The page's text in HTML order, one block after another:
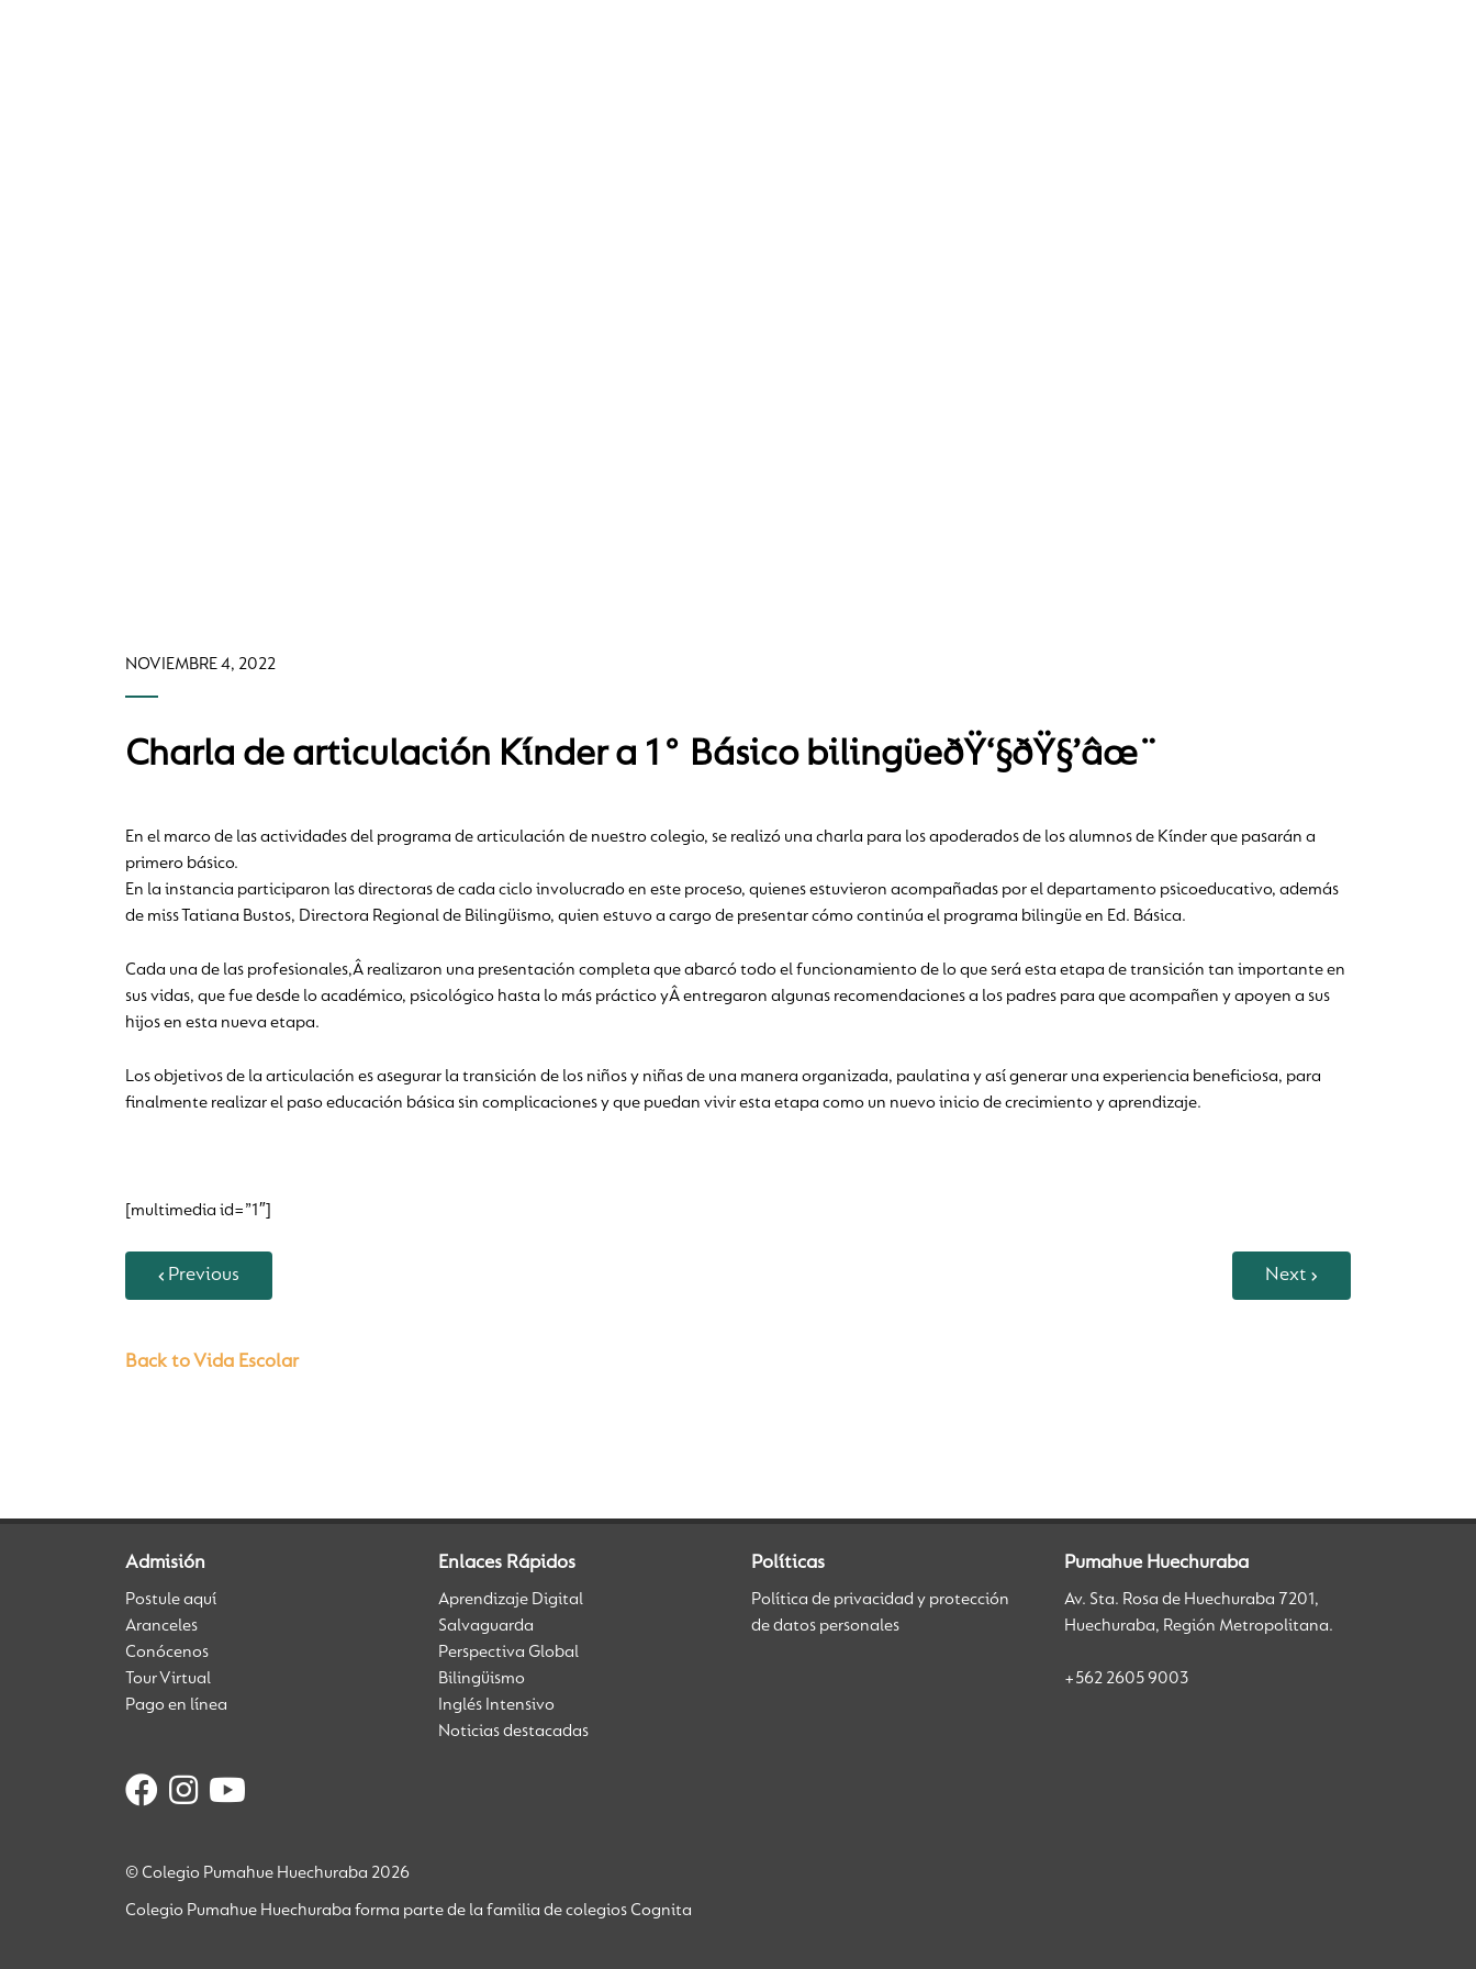
NOVIEMBRE 4, 2022
Charla de articulación Kínder a 1° Básico bilingüeðŸ‘§ðŸ§’âœ¨
En el marco de las actividades del programa de articulación de nuestro colegio, se realizó una charla para los apoderados de los alumnos de Kínder que pasarán a
primero básico.
En la instancia participaron las directoras de cada ciclo involucrado en este proceso, quienes estuvieron acompañadas por el departamento psicoeducativo, además
de miss Tatiana Bustos, Directora Regional de Bilingüismo, quien estuvo a cargo de presentar cómo continúa el programa bilingüe en Ed. Básica.
Cada una de las profesionales,Â realizaron una presentación completa que abarcó todo el funcionamiento de lo que será esta etapa de transición tan importante en
sus vidas, que fue desde lo académico, psicológico hasta lo más práctico yÂ entregaron algunas recomendaciones a los padres para que acompañen y apoyen a sus
hijos en esta nueva etapa.
Los objetivos de la articulación es asegurar la transición de los niños y niñas de una manera organizada, paulatina y así generar una experiencia beneficiosa, para
finalmente realizar el paso educación básica sin complicaciones y que puedan vivir esta etapa como un nuevo inicio de crecimiento y aprendizaje.
[multimedia id=”1″]
Previous Next
Back to Vida Escolar
Admisión
Postule aquí
Aranceles
Conócenos
Tour Virtual
Pago en línea
Enlaces Rápidos
Aprendizaje Digital
Salvaguarda
Perspectiva Global
Bilingüismo
Inglés Intensivo
Noticias destacadas
Políticas
Política de privacidad y protección
de datos personales
Pumahue Huechuraba
Av. Sta. Rosa de Huechuraba 7201,
Huechuraba, Región Metropolitana.
+562 2605 9003
© Colegio Pumahue Huechuraba 2026
Colegio Pumahue Huechuraba forma parte de la familia de colegios Cognita